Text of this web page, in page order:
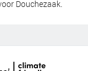
Douchezaak.